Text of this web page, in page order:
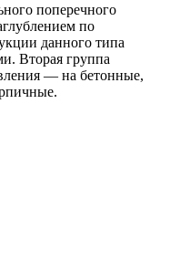
поперечного
по
данного типа
Вторая группа
— на бетонные,